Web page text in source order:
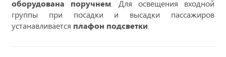
оборудована поручнем . Для освещения входной
группы при посадки и высадки пассажиров
устанавливается плафон подсветки